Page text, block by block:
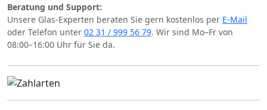
Beratung und Support:
Unsere Glas-Experten beraten Sie gern kostenlos per E-Mail
oder Telefon unter 02 31 / 999 56 79. Wir sind Mo–Fr von
08:00–16:00 Uhr für Sie da.